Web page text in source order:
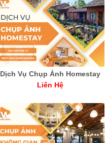
Dịch Vụ Chụp Ảnh Homestay
Liên Hệ